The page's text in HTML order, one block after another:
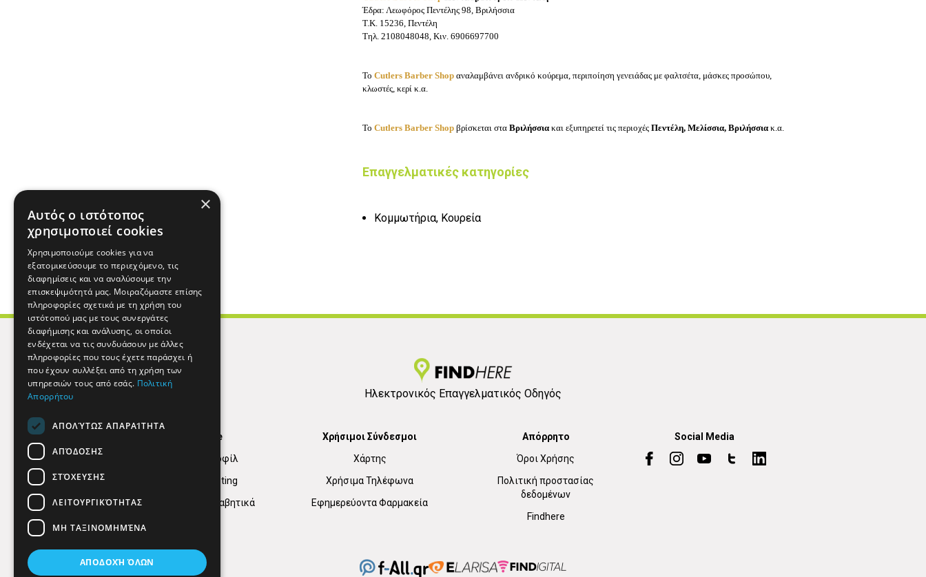
Έδρα: Λεωφόρος Πεντέλης 98, Βριλήσσια
Τ.Κ. 15236, Πεντέλη
Τηλ. 2108048048, Κιν. 6906697700
Το Cutlers Barber Shop αναλαμβάνει ανδρικό κούρεμα, περιποίηση γενειάδας με φαλτσέτα, μάσκες προσώπου,
κλωστές, κερί κ.α.
Το Cutlers Barber Shop βρίσκεται στα Βριλήσσια και εξυπηρετεί τις περιοχές Πεντέλη, Μελίσσια, Βριλήσσια κ.α.
Επαγγελματικές κατηγορίες
Κομμωτήρια, Κουρεία
Ηλεκτρονικός Επαγγελματικός Οδηγός
Find Here
Εταιρικό Προφίλ
Digital marketing
Κατηγορίες Αλφαβητικά
Χρήσιμοι Σύνδεσμοι
Χάρτης
Χρήσιμα Τηλέφωνα
Εφημερεύοντα Φαρμακεία
Απόρρητο
Όροι Χρήσης
Πολιτική προστασίας
δεδομένων
Findhere
Social Media
×
Αυτός ο ιστότοπος
χρησιμοποιεί cookies
Χρησιμοποιούμε cookies για να
εξατομικεύσουμε το περιεχόμενο, τις
διαφημίσεις και να αναλύσουμε την
επισκεψιμότητά μας. Μοιραζόμαστε επίσης
πληροφορίες σχετικά με τη χρήση του
ιστότοπού μας με τους συνεργάτες
διαφήμισης και ανάλυσης, οι οποίοι
ενδέχεται να τις συνδυάσουν με άλλες
πληροφορίες που τους έχετε παράσχει ή
που έχουν συλλέξει από τη χρήση των
υπηρεσιών τους από εσάς. Πολιτική
Απορρήτου
ΑΠΟΛΎΤΩΣ ΑΠΑΡΑΊΤΗΤΑ
ΑΠΌΔΟΣΗΣ
ΣΤΌΧΕΥΣΗΣ
ΛΕΙΤΟΥΡΓΙΚΌΤΗΤΑΣ
ΜΗ ΤΑΞΙΝΟΜΗΜΈΝΑ
ΑΠΟΔΟΧΉ ΌΛΩΝ